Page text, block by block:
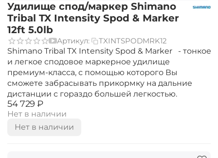
Удилище спод/маркер Shimano
Tribal TX Intensity Spod & Marker
12ft 5.0lb
Артикул:
TXINTSPODMRK12
Shimano Tribal TX Intensity Spod & Marker - тонкое
и легкое сподовое маркерное удилище
премиум-класса, с помощью которого Вы
сможете забрасывать прикормку на дальние
дистанции с гораздо большей легкостью.
‍54 729‍ ₽
Нет в наличии
Нет в наличии